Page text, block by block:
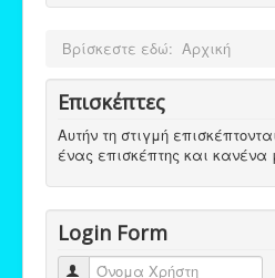
Βρίσκεστε εδώ: Αρχική
Επισκέπτες
Αυτήν τη στιγμή
ένας επισκέπτης και κανένα
Login Form
Όνομα Χρήστη